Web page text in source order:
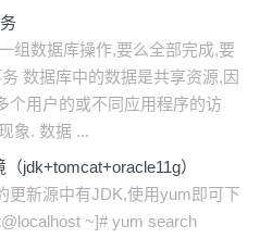
组数据库操作,要么全部完成,要
数据库中的数据是共享资源,因
个用户的或不同应用程序的访
象. 数据 ...
jdk+tomcat+oracle11g）
更新源中有JDK,使用yum即可下
~]# yum search